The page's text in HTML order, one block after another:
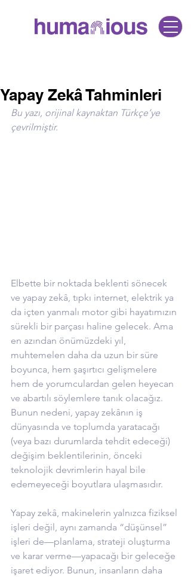
Yapay Zekâ Tahminleri
Bu yazı, orijinal kaynaktan Türkçe’ye
çevrilmiştir.
Elbette bir noktada beklenti sönecek
ve yapay zekâ, tıpkı internet, elektrik ya
da içten yanmalı motor gibi hayatımızın
sürekli bir parçası haline gelecek. Ama
en azından önümüzdeki yıl,
muhtemelen daha da uzun bir süre
boyunca, hem şaşırtıcı gelişmelere
hem de yorumculardan gelen heyecan
ve abartılı söylemlere tanık olacağız.
Bunun nedeni, yapay zekânın iş
dünyasında ve toplumda yaratacağı
(veya bazı durumlarda tehdit edeceği)
değişim beklentilerinin, önceki
teknolojik devrimlerin hayal bile
edemeyeceği boyutlara ulaşmasıdır.
Yapay zekâ, makinelerin yalnızca fiziksel
işleri değil, aynı zamanda “düşünsel”
işleri de—planlama, strateji oluşturma
ve karar verme—yapacağı bir geleceğe
işaret ediyor. Bunun, insanların daha